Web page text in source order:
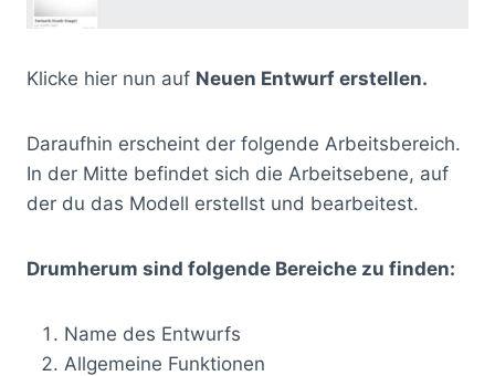
Klicke hier nun auf Neuen Entwurf erstellen.
Daraufhin erscheint der folgende Arbeitsbereich.
In der Mitte befindet sich die Arbeitsebene, auf
der du das Modell erstellst und bearbeitest.
Drumherum sind folgende Bereiche zu finden:
Name des Entwurfs
Allgemeine Funktionen